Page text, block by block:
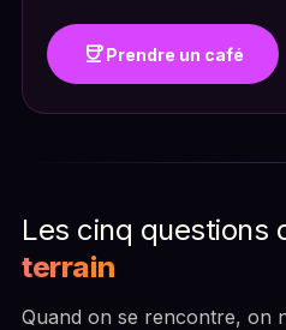
coffeePrendre un café
Les cinq questions
terrain
Quand on se rencontre, on